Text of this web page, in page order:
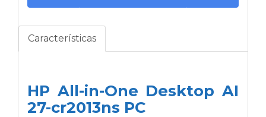
Características
HP All-in-One Desktop AI
27-cr2013ns PC